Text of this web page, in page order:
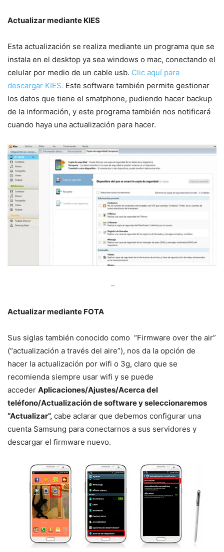
Actualizar mediante KIES
Esta actualización se realiza mediante un programa que se
instala en el desktop ya sea windows o mac, conectando el
celular por medio de un cable usb. Clic aquí para
descargar KIES. Este software también permite gestionar
los datos que tiene el smatphone, pudiendo hacer backup
de la información, y este programa también nos notificará
cuando haya una actualización para hacer.
–
Actualizar mediante FOTA
Sus siglas también conocido como “Firmware over the air”
(“actualización a través del aire”), nos da la opción de
hacer la actualización por wifi o 3g, claro que se
recomienda siempre usar wifi y se puede
acceder Aplicaciones/Ajustes/Acerca del
teléfono/Actualización de software y seleccionaremos
“Actualizar”, cabe aclarar que debemos configurar una
cuenta Samsung para conectarnos a sus servidores y
descargar el firmware nuevo.